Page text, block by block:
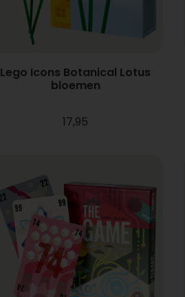
Lego Icons Botanical Lotus
bloemen
17,95